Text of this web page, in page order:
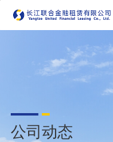
公司动态